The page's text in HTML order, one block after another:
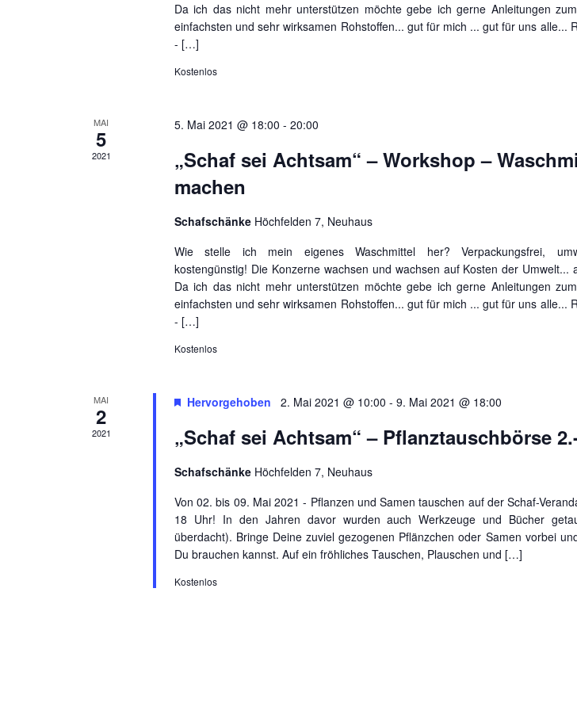
Da ich das nicht mehr unterstützen möchte gebe ich gerne Anleitungen
einfachsten und sehr wirksamen Rohstoffen... gut für mich ... gut für uns alle...
- […]
Kostenlos
MAI
5
2021
5. Mai 2021 @ 18:00 - 20:00
„Schaf sei Achtsam“ – Workshop –
machen
Schafschänke Höchfelden 7, Neuhaus
Wie stelle ich mein eigenes Waschmittel her? Verpackungsfrei,
kostengünstig! Die Konzerne wachsen und wachsen auf Kosten der Umwelt...
Da ich das nicht mehr unterstützen möchte gebe ich gerne Anleitungen
einfachsten und sehr wirksamen Rohstoffen... gut für mich ... gut für uns alle...
- […]
Kostenlos
MAI
2
2021
Hervorgehoben 2. Mai 2021 @ 10:00 - 9. Mai 2021 @ 18:00
„Schaf sei Achtsam“ – Pflanztauschbörse
Schafschänke Höchfelden 7, Neuhaus
Von 02. bis 09. Mai 2021 - Pflanzen und Samen tauschen auf der Schaf-
18 Uhr! In den Jahren davor wurden auch Werkzeuge und Bücher
überdacht). Bringe Deine zuviel gezogenen Pflänzchen oder Samen vorbei
Du brauchen kannst. Auf ein fröhliches Tauschen, Plauschen und […]
Kostenlos